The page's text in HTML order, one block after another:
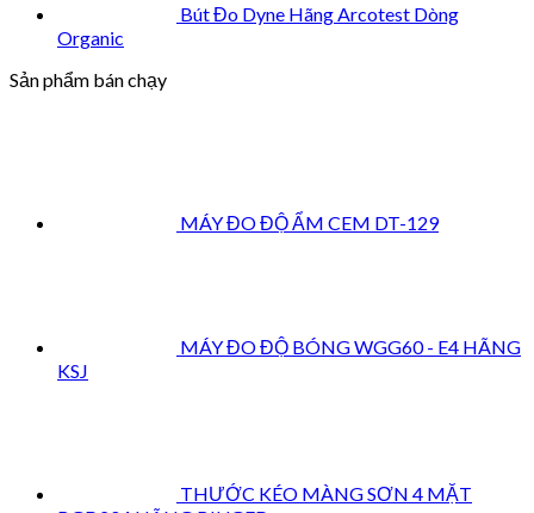
Bút Đo Dyne Hãng Arcotest Dòng
Organic
Sản phẩm bán chạy
MÁY ĐO ĐỘ ẨM CEM DT-129
MÁY ĐO ĐỘ BÓNG WGG60 - E4 HÃNG
KSJ
THƯỚC KÉO MÀNG SƠN 4 MẶT